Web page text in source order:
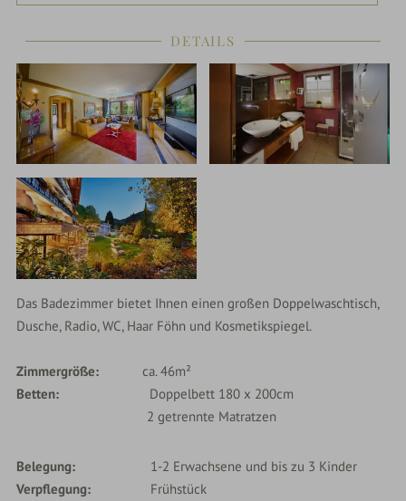
DETAILS
Das Badezimmer bietet Ihnen einen großen Doppelwaschtisch,
Dusche, Radio, WC, Haar Föhn und Kosmetikspiegel.
Zimmergröße: ca. 46m²
Betten: Doppelbett 180 x 200cm
2 getrennte Matratzen
Belegung
1-2 Erwachsene und bis zu 3 Kinder
Verpflegung
Frühstück